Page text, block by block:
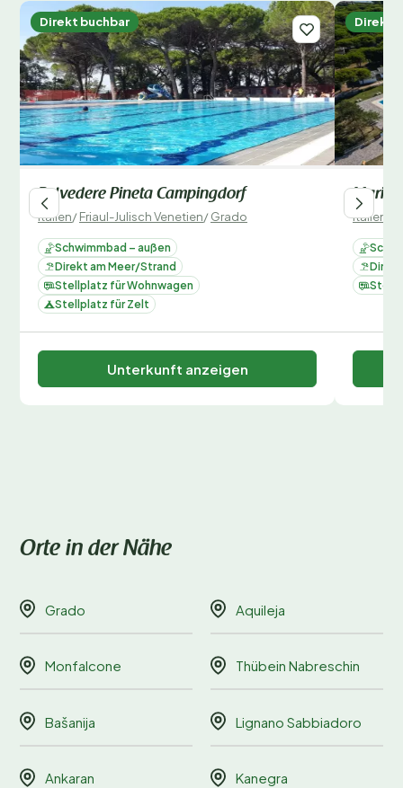
Direkt buchbar
Belvedere Pineta Campingdorf
Italien/Friaul-Julisch Venetien/Grado
Schwimmbad – außen
Direkt am Meer/Strand
Stellplatz für Wohnwagen
Stellplatz für Zelt
Unterkunft anzeigen
Direkt
Italien
Orte in der Nähe
Grado Aquileja
Monfalcone Thübein Nabreschin
Bašanija Lignano Sabbiadoro
Ankaran Kanegra